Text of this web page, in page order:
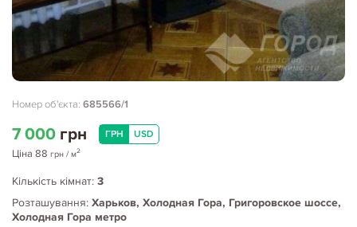
Номер об'єкта: 685566/1
7 000 грн ГРН USD
Ціна 88 грн / м2
Кількість кімнат: 3
Розташування: Харьков, Холодная Гора, Григоровское шоссе,
Холодная Гора метро